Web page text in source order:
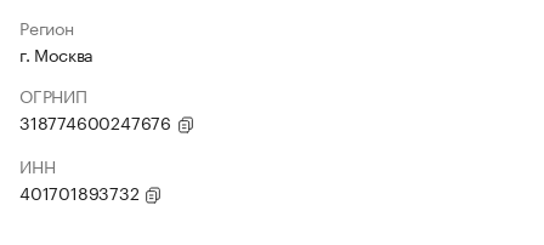
Регион
г. Москва
ОГРНИП
318774600247676
ИНН
401701893732